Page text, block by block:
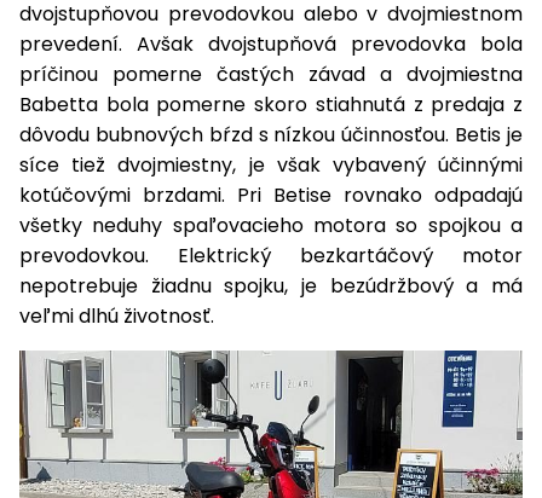
dvojstupňovou prevodovkou alebo v dvojmiestnom
prevedení. Avšak dvojstupňová prevodovka bola
príčinou pomerne častých závad a dvojmiestna
Babetta bola pomerne skoro stiahnutá z predaja z
dôvodu bubnových bŕzd s nízkou účinnosťou. Betis je
síce tiež dvojmiestny, je však vybavený účinnými
kotúčovými brzdami. Pri Betise rovnako odpadajú
všetky neduhy spaľovacieho motora so spojkou a
prevodovkou. Elektrický bezkartáčový motor
nepotrebuje žiadnu spojku, je bezúdržbový a má
veľmi dlhú životnosť.